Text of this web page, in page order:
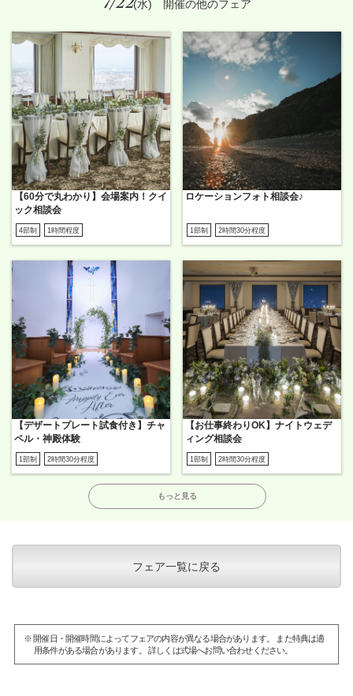
(水) 開催の他のフェア
【60分で丸わかり】会場案内！クイ
ック相談会
4部制 1時間程度
ロケーションフォト相談会♪
1部制 2時間30分程度
【デザートプレート試食付き】チャ
ペル・神殿体験
1部制 2時間30分程度
【お仕事終わりOK】ナイトウェデ
ィング相談会
1部制 2時間30分程度
もっと見る
フェア一覧に戻る
※ 開催日・開催時間によってフェアの内容が異なる場合があります。 また特典は適
用条件がある場合があります。 詳しくは式場へお問い合わせください。